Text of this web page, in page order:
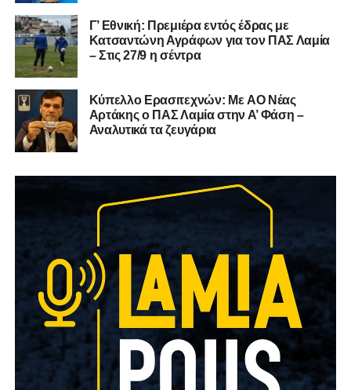
Γ’ Εθνική: Πρεμιέρα εντός έδρας με
Κατσαντώνη Αγράφων για τον ΠΑΣ Λαμία
– Στις 27/9 η σέντρα
Kύπελλο Ερασιτεχνών: Με AO Nέας
Αρτάκης ο ΠΑΣ Λαμία στην Α’ Φάση –
Αναλυτικά τα ζευγάρια